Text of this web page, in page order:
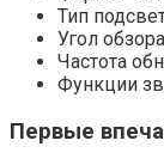
Тип
Угол
Частота
Функции
Первые